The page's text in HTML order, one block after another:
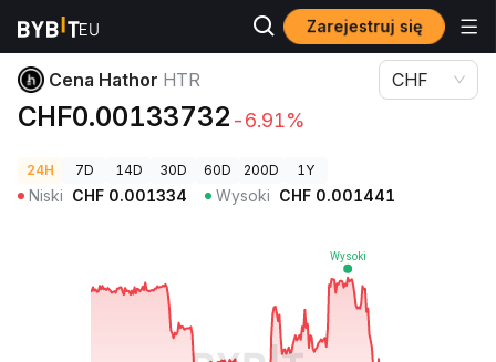
Zarejestruj się
Ceny kryptowalut Cena Hathor HTR
Cena Hathor HTR
CHF0.00133732 -6.91%
CHF
24H 7D 14D 30D 60D 200D 1Y
Niski CHF 0.001334 Wysoki CHF 0.001441